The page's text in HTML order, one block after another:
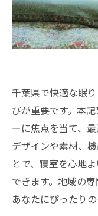
千葉県で快適な眠
びが重要です。本
ーに焦点を当て、
デザインや素材、
とで、寝室を心地
できます。地域の
あなたにぴったり